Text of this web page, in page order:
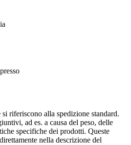
riferiscono alla spedizione standard.
ad es. a causa del peso, delle
specifiche dei prodotti. Queste
nella descrizione del